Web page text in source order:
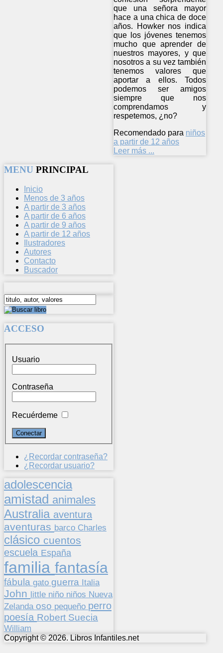
que una señora mayor
hace a una chica de doce
años. Howker nos indica
que los jóvenes tenemos
mucho que aprender de
nuestros mayores, y que
nosotros a su vez también
tenemos valores que
aportar a ellos. Todos
podemos ser amigos
siempre que nos
comprendamos y
respetemos, ¿no?
Recomendado para niños
a partir de 12 años
Leer más ...
MENU PRINCIPAL
Inicio
Menos de 3 años
A partir de 3 años
A partir de 6 años
A partir de 9 años
A partir de 12 años
Ilustradores
Autores
Contacto
Buscador
ACCESO
Usuario
Contraseña
Recuérdeme
¿Recordar contraseña?
¿Recordar usuario?
adolescencia
amistad animales
Australia aventura
aventuras barco Charles
clásico cuentos
escuela España
familia fantasía
fábula gato guerra Italia
John little niño niños Nueva
Zelanda oso pequeño perro
poesía Robert Suecia
William
Copyright © 2026. Libros Infantiles.net